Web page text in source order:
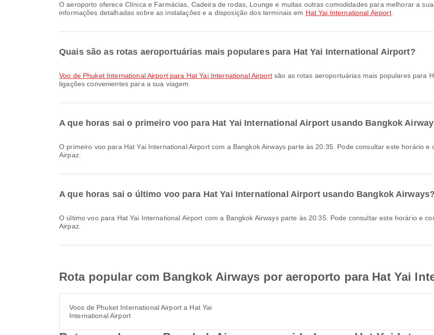
O aeroporto oferece Clínica e Farmácias, Cadeira de rodas, Lounge e muitas outras comodidades para melhorar a sua experiência de viagem. Pode consultar
informações detalhadas sobre as instalações e a disposição dos terminais em Hat Yai International Airport.
Quais são as rotas aeroportuárias mais populares para Hat Yai International Airport?
voo de Phuket International Airport para Hat Yai International Airportsão as rotas aeroportuárias mais populares para
ligações convenientes para a sua viagem.
A que horas sai o primeiro voo para Hat Yai International Airport usando Bangkok
O primeiro voo para Hat Yai International Airport com a Bangkok Airways parte às 20:35. Pode consultar este horário e comparar outras opções de voos disponíveis na
Airpaz.
A que horas sai o último voo para Hat Yai International Airport usando Bangkok Airways?
O último voo para Hat Yai International Airport com a Bangkok Airways parte às 20:35. Pode consultar este horário e comparar outras opções de voos disponíveis na
Airpaz.
Rota popular com Bangkok Airways por aeroporto para Hat Yai
Voos de Phuket International Airport a Hat Yai
International Airport